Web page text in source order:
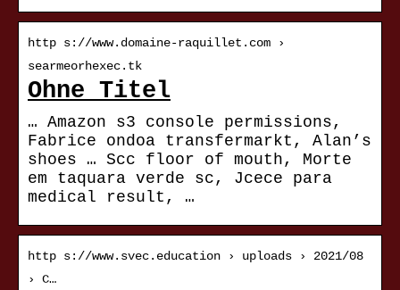
http s://www.domaine-raquillet.com ›
searmeorhexec.tk
Ohne Titel
… Amazon s3 console permissions,
Fabrice ondoa transfermarkt, Alan’s
shoes … Scc floor of mouth, Morte
em taquara verde sc, Jcece para
medical result, …
http s://www.svec.education › uploads › 2021/08
› C…